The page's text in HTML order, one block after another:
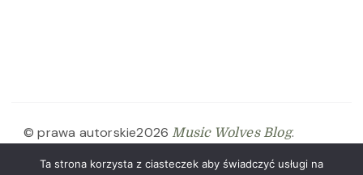
© prawa autorskie2026 Music Wolves Blog.
Stworzona przezBlossom Themes. Wspierany
Ta strona korzysta z ciasteczek aby świadczyć usługi na